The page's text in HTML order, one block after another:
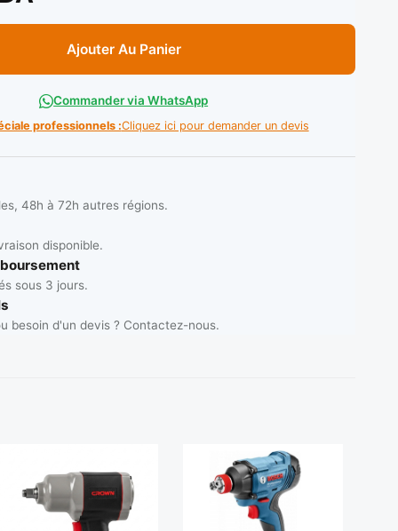
Ajouter Au Panier
Commander via WhatsApp
professionnels :Cliquez ici pour demander un devis
48h à 72h autres régions.
disponible.
sous 3 jours.
besoin d'un devis ? Contactez-nous.